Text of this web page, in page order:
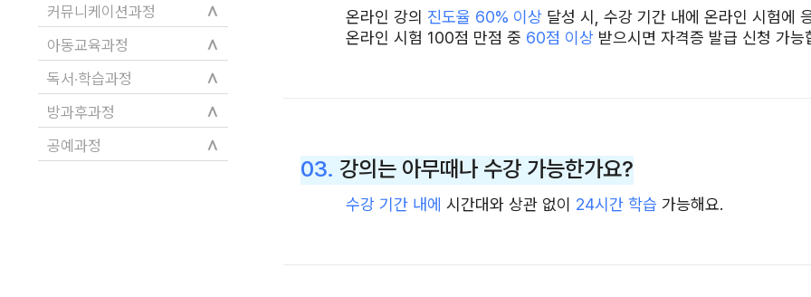
커뮤니케이션과정 ∧
아동교육과정 ∧
독서·학습과정 ∧
방과후과정 ∧
공예과정 ∧
온라인 강의 진도율 60% 이상 달성 시, 수강 기간 내에 온라인 시험에
온라인 시험 100점 만점 중 60점 이상 받으시면 자격증 발급 신청 가능
03. 강의는 아무때나 수강 가능한가요?
수강 기간 내에 시간대와 상관 없이 24시간 학습 가능해요.